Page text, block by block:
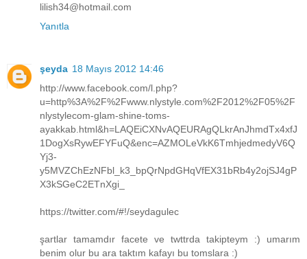
lilish34@hotmail.com
Yanıtla
şeyda 18 Mayıs 2012 14:46
http://www.facebook.com/l.php?
u=http%3A%2F%2Fwww.nlystyle.com%2F2012%2F05%2F
nlystylecom-glam-shine-toms-
ayakkab.html&h=LAQEiCXNvAQEURAgQLkrAnJhmdTx4xfJ
1DogXsRywEFYFuQ&enc=AZMOLeVkK6TmhjedmedyV6Q
Yj3-
y5MVZChEzNFbl_k3_bpQrNpdGHqVfEX31bRb4y2ojSJ4gP
X3kSGeC2ETnXgi_
https://twitter.com/#!/seydagulec
şartlar tamamdır facete ve twttrda takipteym :) umarım
benim olur bu ara taktım kafayı bu tomslara :)